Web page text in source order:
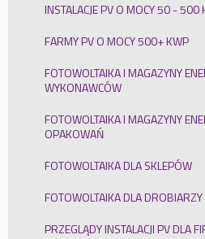
INSTALACJE PV O MOCY 50 - 500
FARMY PV O MOCY 500+ KWP
FOTOWOLTAIKA I MAGAZYNY
WYKONAWCÓW
FOTOWOLTAIKA I MAGAZYNY
OPAKOWAŃ
FOTOWOLTAIKA DLA SKLEPÓW
FOTOWOLTAIKA DLA DROBIARZY
PRZEGLĄDY INSTALACJI PV DLA